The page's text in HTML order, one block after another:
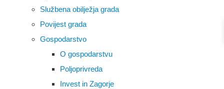
Službena obilježja grada
Povijest grada
Gospodarstvo
O gospodarstvu
Poljoprivreda
Invest in Zagorje